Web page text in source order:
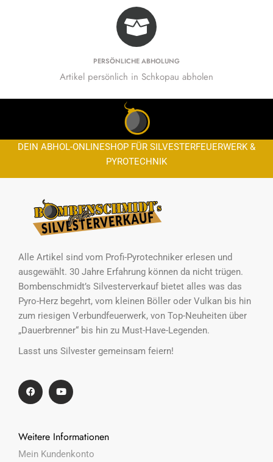
PERSÖNLICHE ABHOLUNG
Artikel persönlich in Schkopau abholen
DEIN ABHOL-ONLINESHOP FÜR SILVESTERFEUERWERK &
PYROTECHNIK
Alle Artikel sind vom Profi-Pyrotechniker erlesen und
ausgewählt. 30 Jahre Erfahrung können da nicht trügen.
Bombenschmidt’s Silvesterverkauf bietet alles was das
Pyro-Herz begehrt, vom kleinen Böller oder Vulkan bis hin
zum riesigen Verbundfeuerwerk, von Top-Neuheiten über
„Dauerbrenner“ bis hin zu Must-Have-Legenden.
Lasst uns Silvester gemeinsam feiern!
Weitere Informationen
Mein Kundenkonto